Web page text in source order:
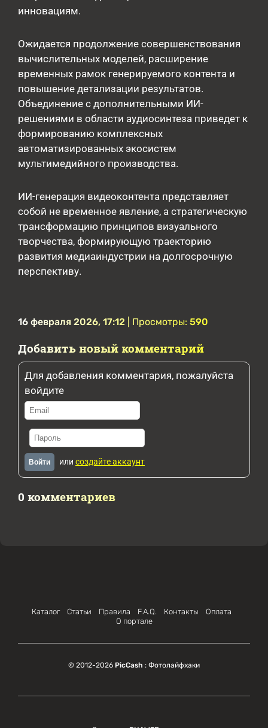
инновациям.
Ожидается продолжение совершенствования
вычислительных моделей, расширение
временных рамок генерируемого контента и
повышение детализации результатов.
Объединение с дополнительными ИИ-
решениями в области аудиосинтеза приведет к
формированию комплексных
автоматизированных экосистем
мультимедийного производства.
ИИ-генерация видеоконтента представляет
собой не временное явление, а стратегическую
трансформацию принципов визуального
творчества, формирующую траекторию
развития медиаиндустрии на долгосрочную
перспективу.
16 февраля 2026, 17:12 | Просмотры: 590
Добавить новый комментарий
Для добавления комментария, пожалуйста
войдите
Войти или создайте аккаунт
0 комментариев
Каталог Статьи Правила F.A.Q. Контакты
Оплата
О портале
© 2012-2026 PicCash : Фотолайфхаки